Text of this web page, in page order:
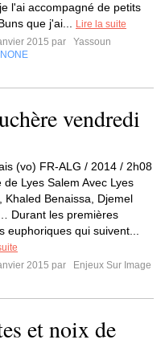
l'ai accompagné de petits
que j'ai...
Lire la suite
2015 par
Yassoun
NONE
vendredi
(vo) FR-ALG / 2014 / 2h08
de Lyes Salem Avec Lyes
Khaled Benaissa, Djemel
Durant les premières
euphoriques qui suivent...
2015 par
Enjeux Sur Image
et noix de